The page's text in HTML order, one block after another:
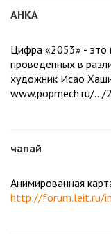
АНКА
Цифра «2053» - это
проведенных в
художник Исао
www.popmech.ru/
чапай
Анимированная
http://forum.leit.ru/